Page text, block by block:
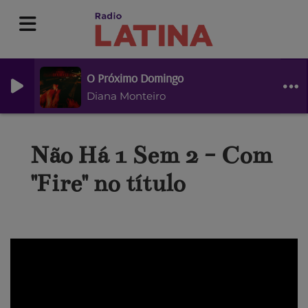
O Próximo Domingo
Diana Monteiro
Não Há 1 Sem 2 - Com
"Fire" no título